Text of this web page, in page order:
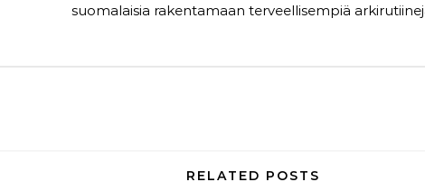
suomalaisia ​​rakentamaan terveellisempiä
RELATED POSTS